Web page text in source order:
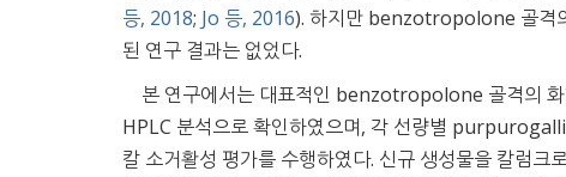
등, 2018; Jo 등, 2016). 하지만 benzotropolone 골격
된 연구 결과는 없었다.
본 연구에서는 대표적인 benzotropolone 골격의
HPLC 분석으로 확인하였으며, 각 선량별
칼 소거활성 평가를 수행하였다. 신규 생성물을 칼럼